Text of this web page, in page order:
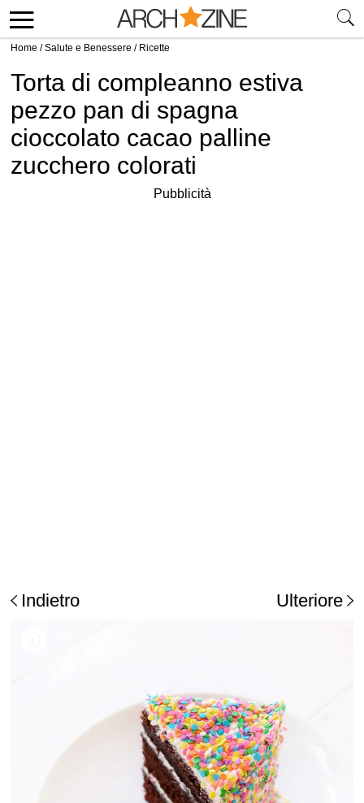
Home /Salute e Benessere / Ricette
Torta di compleanno estiva
pezzo pan di spagna
cioccolato cacao palline
zucchero colorati
Pubblicità
Indietro Ulteriore